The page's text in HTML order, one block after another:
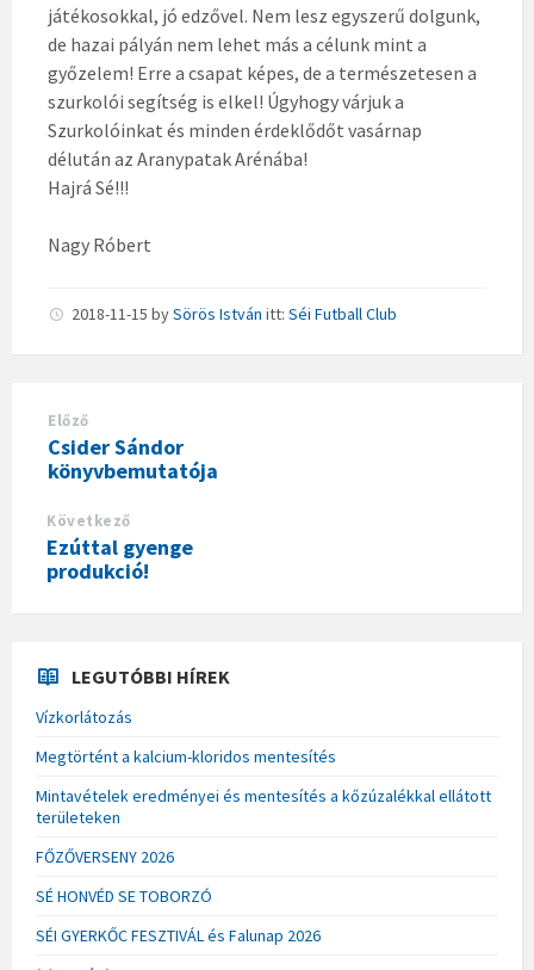
játékosokkal, jó edzővel. Nem lesz egyszerű dolgunk,
de hazai pályán nem lehet más a célunk mint a
győzelem! Erre a csapat képes, de a természetesen a
szurkolói segítség is elkel! Úgyhogy várjuk a
Szurkolóinkat és minden érdeklődőt vasárnap
délután az Aranypatak Arénába!
Hajrá Sé!!!
Nagy Róbert
2018-11-15 bySörös István itt: Séi Futball Club
Előző
Csider Sándor
könyvbemutatója
Következő
Ezúttal gyenge
produkció!
LEGUTÓBBI HÍREK
Vízkorlátozás
Megtörtént a kalcium-kloridos mentesítés
Mintavételek eredményei és mentesítés a kőzúzalékkal ellátott
területeken
FŐZŐVERSENY 2026
SÉ HONVÉD SE TOBORZÓ
SÉI GYERKŐC FESZTIVÁL és Falunap 2026